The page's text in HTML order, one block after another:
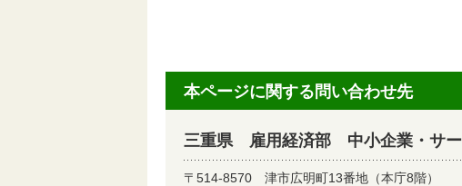
本ページに関する問い合わせ先
三重県 雇用経済部 中小企業・サ
〒514-8570 津市広明町13番地（本庁8階）